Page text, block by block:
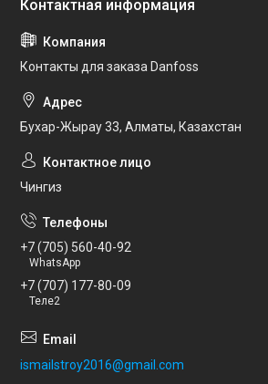
Контакты для заказа Danfoss
Бухар-Жырау 33, Алматы, Казахстан
Чингиз
+7 (705) 560-40-92
WhatsApp
+7 (707) 177-80-09
Теле2
ismailstroy2016@gmail.com